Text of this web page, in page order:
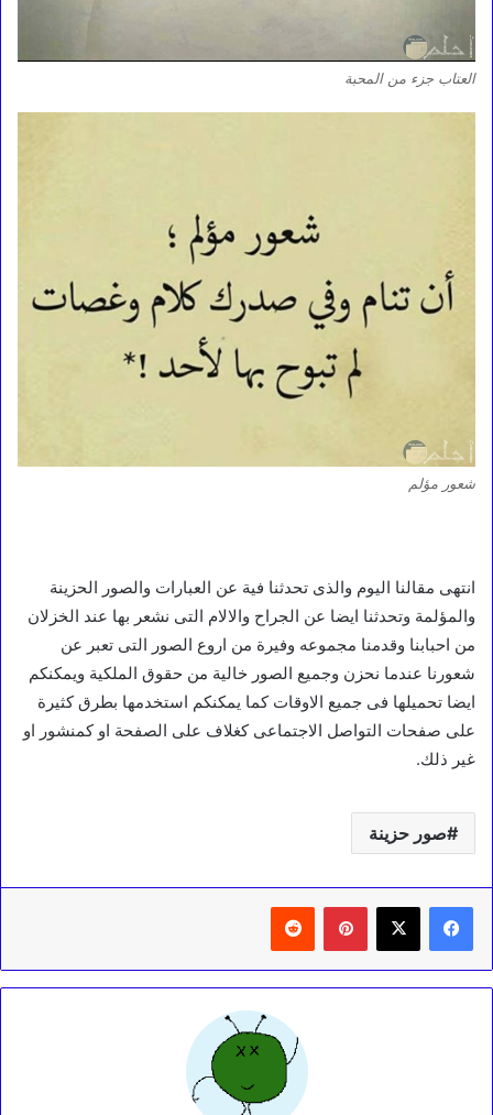
العتاب جزء من المحبة
شعور مؤلم
انتهى مقالنا اليوم والذى تحدثنا فية عن العبارات والصور الحزينة
والمؤلمة وتحدثنا ايضا عن الجراح والالام التى نشعر بها عند الخزلان
من احبابنا وقدمنا مجموعه وفيرة من اروع الصور التى تعبر عن
شعورنا عندما نحزن وجميع الصور خالية من حقوق الملكية ويمكنكم
ايضا تحميلها فى جميع الاوقات كما يمكنكم استخدمها بطرق كثيرة
على صفحات التواصل الاجتماعى كغلاف على الصفحة او كمنشور او
غير ذلك.
صور حزينة
بينتيريست